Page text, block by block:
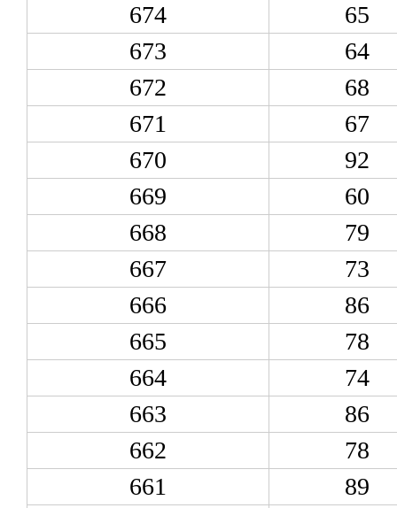
674
65
673
64
672
68
671
67
670
92
669
60
668
79
667
73
666
86
665
78
664
74
663
86
662
78
661
89